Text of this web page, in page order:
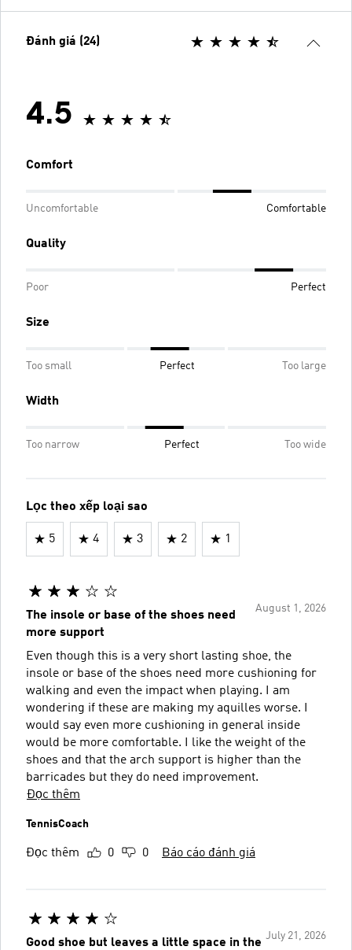
Đánh giá (24)
4.5
Comfort
Uncomfortable Comfortable
Quality
Poor Perfect
Size
Too small Perfect Too large
Width
Too narrow Perfect Too wide
Lọc theo xếp loại sao
5 4 3 2 1
August 1, 2026
The insole or base of the shoes need
more support
Even though this is a very short lasting shoe, the
insole or base of the shoes need more cushioning for
walking and even the impact when playing. I am
wondering if these are making my aquilles worse. I
would say even more cushioning in general inside
would be more comfortable. I like the weight of the
shoes and that the arch support is higher than the
barricades but they do need improvement.
Đọc thêm
TennisCoach
Đọc thêm 0 0 Báo cáo đánh giá
July 21, 2026
Good shoe but leaves a little space in the